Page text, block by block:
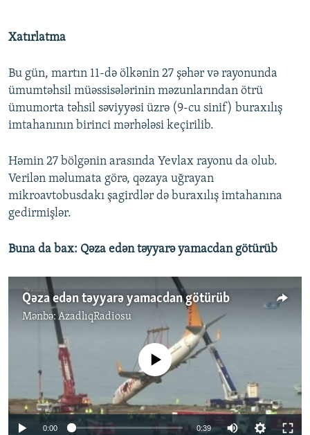
Xatırlatma
Bu gün, martın 11-də ölkənin 27 şəhər və rayonunda
ümumtəhsil müəssisələrinin məzunlarından ötrü
ümumorta təhsil səviyyəsi üzrə (9-cu sinif) buraxılış
imtahanının birinci mərhələsi keçirilib.
Həmin 27 bölgənin arasında Yevlax rayonu da olub.
Verilən məlumata görə, qəzaya uğrayan
mikroavtobusdakı şagirdlər də buraxılış imtahanına
gedirmişlər.
Buna da bax: Qəza edən təyyarə yamacdan götürüb
Qəza edən təyyarə yamacdan götürüb
Mənbə: AzadlıqRadiosu
No media source currently available
0:00 0:39